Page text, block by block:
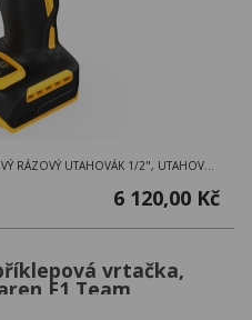
6 120,00 Kč
vrtačka,
F1 Team